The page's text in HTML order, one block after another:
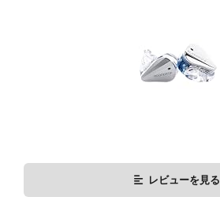
レビューを見る